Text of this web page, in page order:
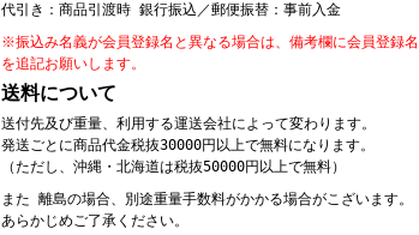
代引き：商品引渡時 銀行振込／郵便振替：事前入金
※振込み名義が会員登録名と異なる場合は、備考欄に会員登録名
を追記お願いします。
送料について
送付先及び重量、利用する運送会社によって変わります。
発送ごとに商品代金税抜30000円以上で無料になります。
（ただし、沖縄・北海道は税抜50000円以上で無料）
また 離島の場合、別途重量手数料がかかる場合がこざいます。
あらかじめご了承ください。